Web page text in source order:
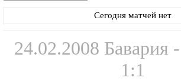
Сегодня матчей нет
24.02.2008 Бавария
1:1